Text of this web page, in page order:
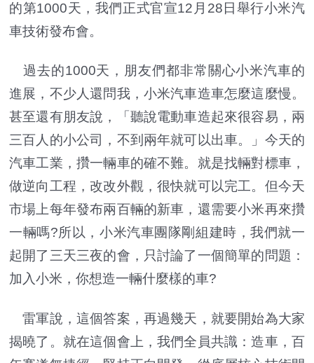
的第1000天，我們正式官宣12月28日舉行小米汽
車技術發布會。
過去的1000天，朋友們都非常關心小米汽車的
進展，不少人還問我，小米汽車造車怎麼這麼慢。
甚至還有朋友說，「聽說電動車造起來很容易，兩
三百人的小公司，不到兩年就可以出車。」今天的
汽車工業，攢一輛車的確不難。就是找輛對標車，
做逆向工程，改改外觀，很快就可以完工。但今天
市場上每年發布兩百輛的新車，還需要小米再來攢
一輛嗎?所以，小米汽車團隊剛組建時，我們就一
起開了三天三夜的會，只討論了一個簡單的問題：
加入小米，你想造一輛什麼樣的車?
雷軍說，這個答案，再過幾天，就要開始為大家
揭曉了。就在這個會上，我們全員共識：造車，百